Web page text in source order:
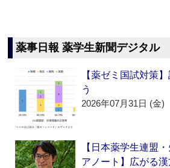
薬事日報 薬学生新聞デジタル
【薬ゼミ国試対策
う
2026年07月31日 (金)
【日本薬学生連盟
アノート】広がる